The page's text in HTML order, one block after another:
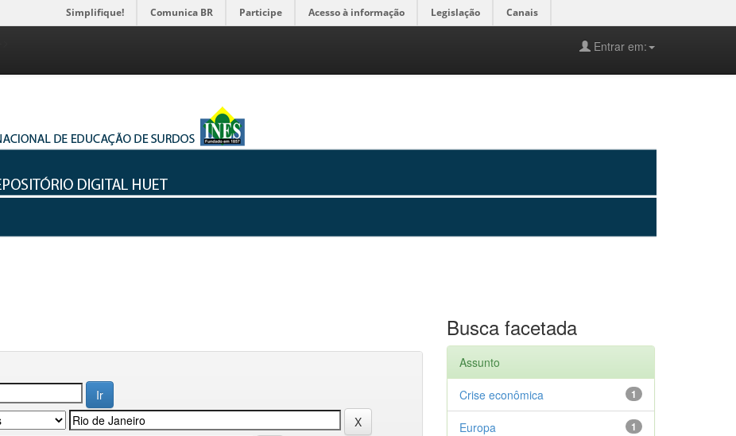
Simplifique! Comunica BR Participe Acesso à informação Legislação Canais
Entrar em:
Busca facetada
Assunto
1
Crise econômica
1
Europa